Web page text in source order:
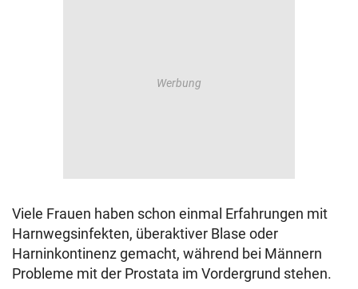
Viele Frauen haben schon einmal Erfahrungen mit
Harnwegsinfekten, überaktiver Blase oder
Harninkontinenz gemacht, während bei Männern
Probleme mit der Prostata im Vordergrund stehen.